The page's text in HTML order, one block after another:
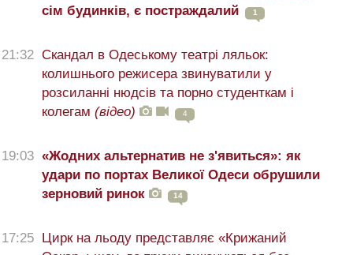
сім будинків, є постраждалий
1
21:32 Скандал в Одеському театрі ляльок:
колишнього режисера звинуватили у
розсиланні нюдсів та порно студенткам і
колегам (відео) 4
19:03 «Жодних альтернатив не з'явиться»: як
удари по портах Великої Одеси обрушили
зерновий ринок
14
17:25 Цирк на льоду представляє «Крижаний